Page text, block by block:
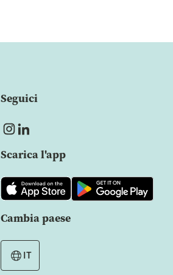
Seguici
Scarica l'app
Cambia paese
IT